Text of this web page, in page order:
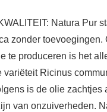
Natura Pur
zonder toevoegingen.
te produceren is het
variëteit Ricinus
is de olie zachtjes
van onzuiverheden.